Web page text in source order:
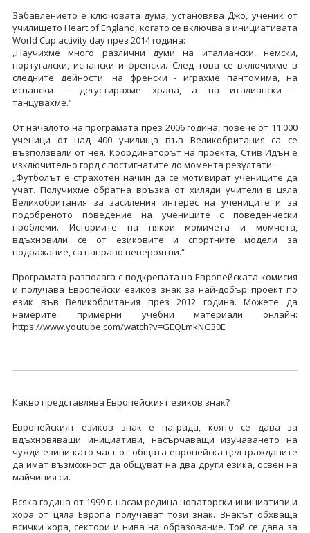
Забавлението е ключовата дума, установява Джо, ученик от
училището Heart of England, когато се включва в инициативата
World Cup activity day през 2014 година:
„Научихме много различни думи на италиански, немски,
португалски, испански и френски. След това се включихме в
следните дейности: на френски - играхме пантомима, на
испански – дегустирахме храна, а на италиански –
танцувахме.“
От началото на програмата през 2006 година, повече от 11 000
ученици от над 400 училища във Великобритания са се
възползвали от нея. Координаторът на проекта, Стив Идън е
изключително горд с постигнатите до момента резултати:
„Футболът е страхотен начин да се мотивират учениците да
учат. Получихме обратна връзка от хиляди учители в цяла
Великобритания за засиления интерес на учениците и за
подобреното поведение на учениците с поведенчески
проблеми. Историите на някои момичета и момчета,
вдъхновили се от езиковите и спортните модели за
подражание, са направо невероятни.“
Програмата разполага с подкрепата на Европейската комисия
и получава Европейски езиков знак за най-добър проект по
език във Великобритания през 2012 година. Можете да
намерите примерни учебни материали онлайн:
https://www.youtube.com/watch?v=GEQLmkNG30E
Какво представлява Европейският езиков знак?
Европейският езиков знак е награда, която се дава за
вдъхновяващи инициативи, насърчаващи изучаването на
чужди езици като част от общата европейска цел гражданите
да имат възможност да общуват на два други езика, освен на
майчиния си.
Всяка година от 1999 г. насам редица новаторски инициативи и
хора от цяла Европа получават този знак. Знакът обхваща
всички хора, сектори и нива на образование. Той се дава за